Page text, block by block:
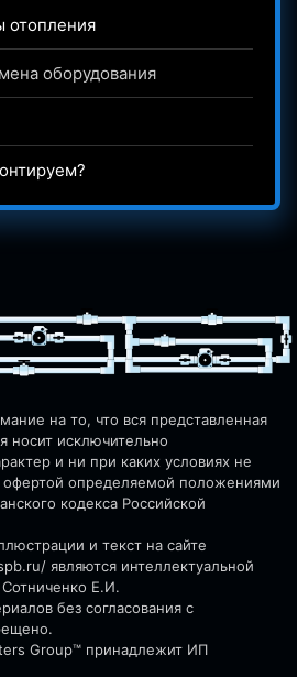
отопления
оборудования
на то, что вся представленная
носит исключительно
и ни при каких условиях не
офертой определяемой положениями
кодекса Российской
и текст на сайте
являются интеллектуальной
Е.И.
без согласования с
Group™ принадлежит ИП